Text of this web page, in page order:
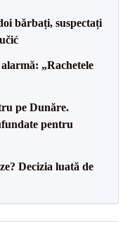
bărbați, suspectați
„Rachetele
pe Dunăre.
pentru
Decizia luată de